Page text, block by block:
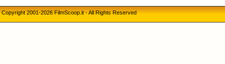
Copyright 2001-2026 FilmScoop.it - All Rights Reserved